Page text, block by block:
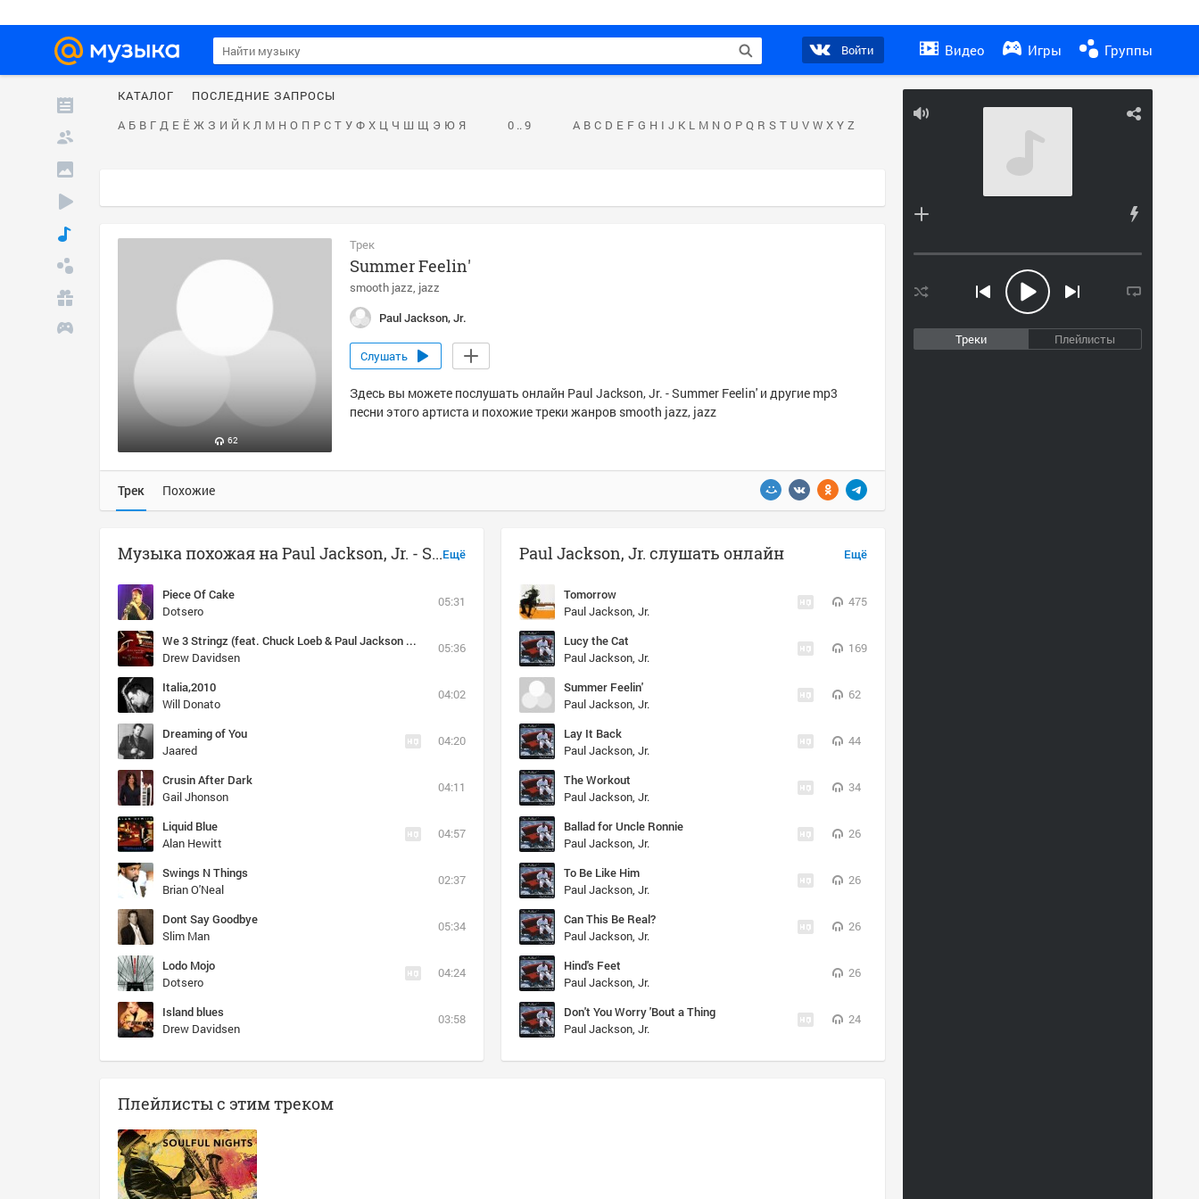
Войти Видео Игры Группы
Треки Плейлисты
КАТАЛОГ
ПОСЛЕДНИЕ ЗАПРОСЫ
А Б В Г Д Е Ё Ж З И Й К Л М Н О П Р С Т У Ф Х Ц Ч Ш Щ Э Ю Я 0 .. 9 A B C D E F G H I J K L M N O P Q R S T U V W X Y Z
62
Трек
Summer Feelin'
smooth jazz jazz
Paul Jackson, Jr.
Слушать
Здесь вы можете послушать онлайн Paul Jackson, Jr. - Summer Feelin' и другие mp3
песни этого артиста и похожие треки жанров smooth jazz, jazz
Трек Похожие
Ещё
Музыка похожая на Paul Jackson, Jr. - Summer Feelin'
Piece Of Cake
Dotsero
05:31
We 3 Stringz (feat. Chuck Loeb & Paul Jackson Jr.)
Drew Davidsen
05:36
Italia,2010
Will Donato
04:02
Dreaming of You
Jaared
04:20
Crusin After Dark
Gail Jhonson
04:11
Liquid Blue
Alan Hewitt
04:57
Swings N Things
Brian O'Neal
02:37
Dont Say Goodbye
Slim Man
05:34
Lodo Mojo
Dotsero
04:24
Island blues
Drew Davidsen
03:58
Ещё
Paul Jackson, Jr. слушать онлайн
Tomorrow
Paul Jackson, Jr.
475
Lucy the Cat
Paul Jackson, Jr.
169
Summer Feelin'
Paul Jackson, Jr.
62
Lay It Back
Paul Jackson, Jr.
44
The Workout
Paul Jackson, Jr.
34
Ballad for Uncle Ronnie
Paul Jackson, Jr.
26
To Be Like Him
Paul Jackson, Jr.
26
Can This Be Real?
Paul Jackson, Jr.
26
Hind's Feet
Paul Jackson, Jr.
26
Don't You Worry 'Bout a Thing
Paul Jackson, Jr.
24
Плейлисты с этим треком